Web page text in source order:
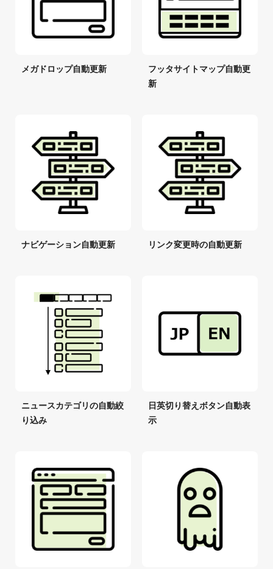
メガドロップ自動更新
フッタサイトマップ自動更
新
ナビゲーション自動更新 リンク変更時の自動更新
ニュースカテゴリの自動絞
り込み
日英切り替えボタン自動表
示